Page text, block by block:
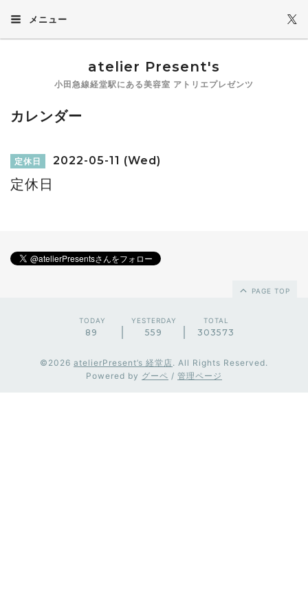
メニュー
atelier Present's
小田急線経堂駅にある美容室 アトリエプレゼンツ
カレンダー
定休日 2022-05-11 (Wed)
定休日
PAGE TOP
TODAY
89
YESTERDAY
559
TOTAL
303573
©2026 atelierPresent’s 経堂店. All Rights Reserved.
Powered by グーペ / 管理ページ